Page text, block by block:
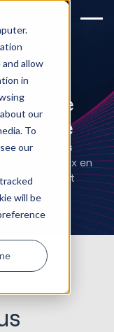
allow
in
our
To
our
will be
: Le
entre
Huble
d'AirPlus
régionaux en
cohérente et